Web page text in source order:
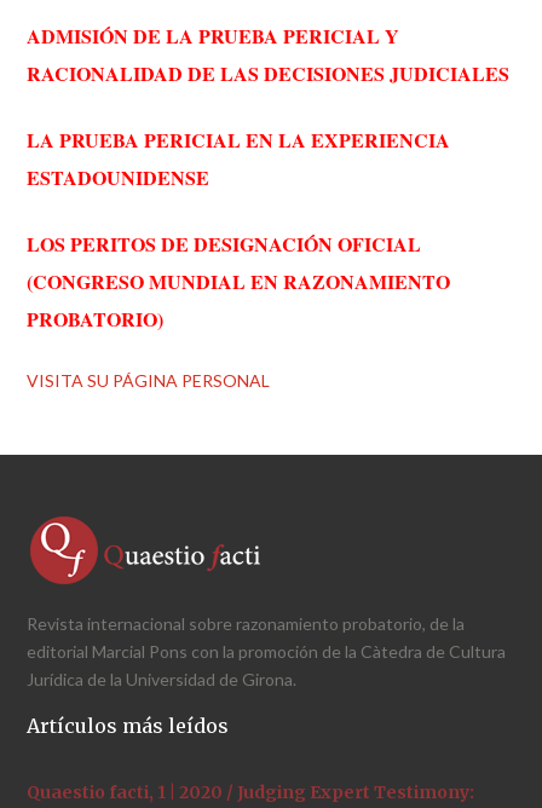
ADMISIÓN DE LA PRUEBA PERICIAL Y
RACIONALIDAD DE LAS DECISIONES JUDICIALES
LA PRUEBA PERICIAL EN LA EXPERIENCIA
ESTADOUNIDENSE
LOS PERITOS DE DESIGNACIÓN OFICIAL
(CONGRESO MUNDIAL EN RAZONAMIENTO
PROBATORIO)
VISITA SU PÁGINA PERSONAL
Revista internacional sobre razonamiento probatorio, de la
editorial Marcial Pons con la promoción de la Càtedra de Cultura
Jurídica de la Universidad de Girona.
Artículos más leídos
Quaestio facti, 1 | 2020 / Judging Expert Testimony: